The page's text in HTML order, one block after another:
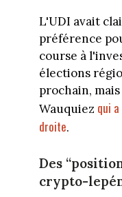
L'UDI avait
préférence
course à
élections
prochain,
Wauquiez qui
droite.
Des
crypto-